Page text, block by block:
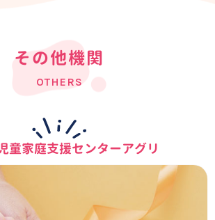
その他機関
OTHERS
童家庭支援センターアグリ